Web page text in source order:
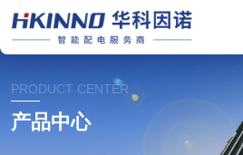
PRODUCT CENTER
产品中心